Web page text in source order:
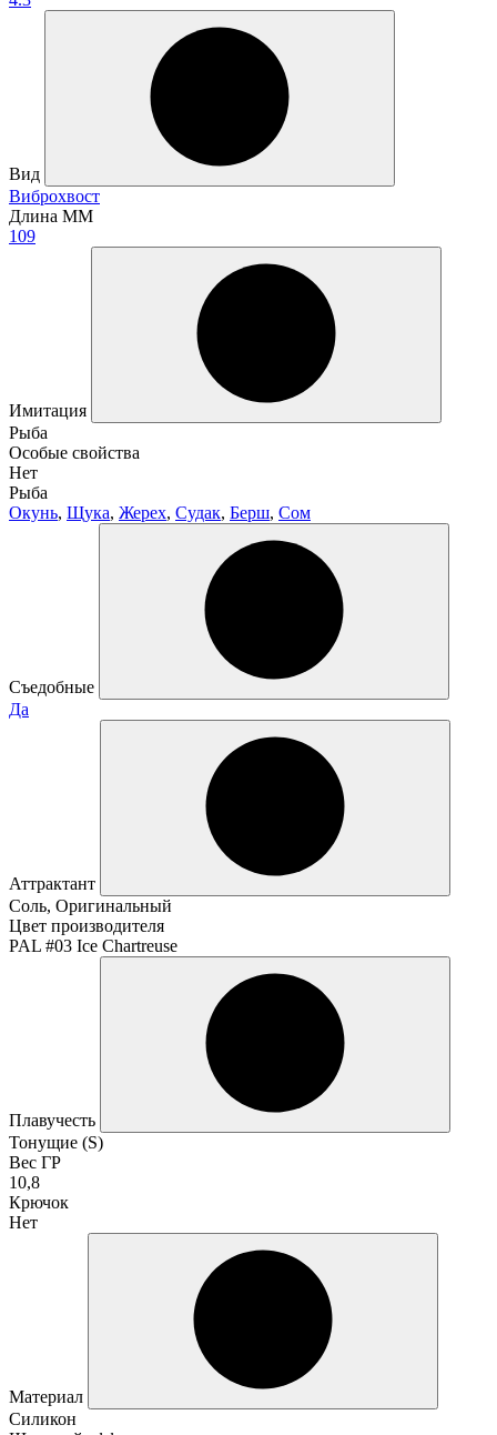
Вид
Виброхвост
Длина ММ
109
Имитация
Рыба
Особые свойства
Нет
Рыба
Окунь, Щука, Жерех, Судак, Берш, Сом
Съедобные
Да
Аттрактант
Соль, Оригинальный
Цвет производителя
PAL #03 Ice Chartreuse
Плавучесть
Тонущие (S)
Вес ГР
10,8
Крючок
Нет
Материал
Силикон